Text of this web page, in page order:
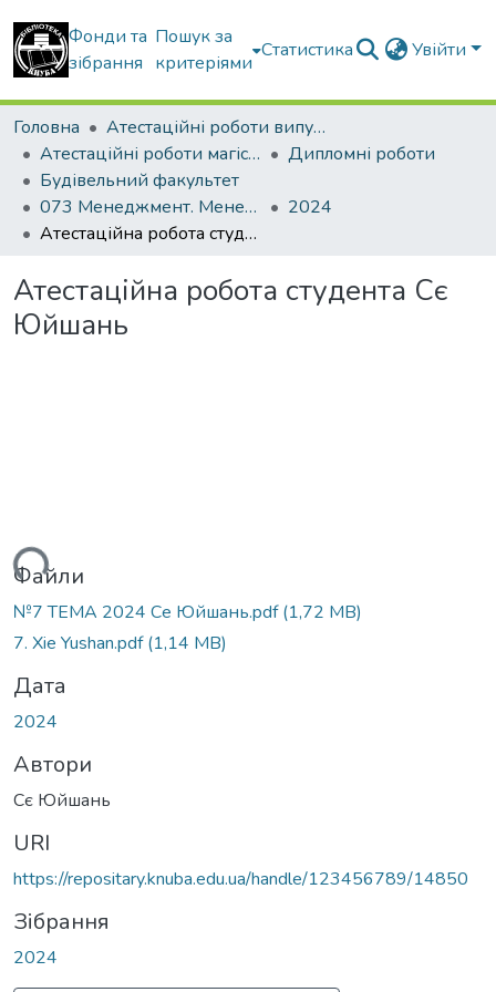
Фонди та
зібрання
Пошук за
критеріями
Статистика Увійти
Головна
Атестаційні роботи випускників
Атестаційні роботи магістрів
Дипломні роботи
Будівельний факультет
073 Менеджмент. Менеджмент організацій і адміністрування
2024
Атестаційна робота студента Сє Юйшань
Атестаційна робота студента Сє
Юйшань
Файли
№7 ТЕМА 2024 Се Юйшань.pdf(1,72 MB)
7. Xie Yushan.pdf(1,14 MB)
Дата
2024
Автори
Сє Юйшань
URI
https://repositary.knuba.edu.ua/handle/123456789/14850
Зібрання
2024